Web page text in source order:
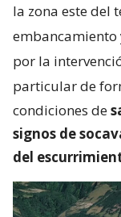
la zona este del
por la
particular de
condiciones de
signos de
del